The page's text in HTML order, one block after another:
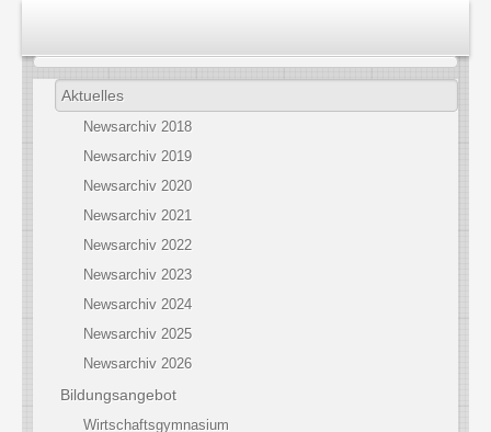
Aktuelles
Newsarchiv 2018
Newsarchiv 2019
Newsarchiv 2020
Newsarchiv 2021
Newsarchiv 2022
Newsarchiv 2023
Newsarchiv 2024
Newsarchiv 2025
Newsarchiv 2026
Bildungsangebot
Wirtschaftsgymnasium